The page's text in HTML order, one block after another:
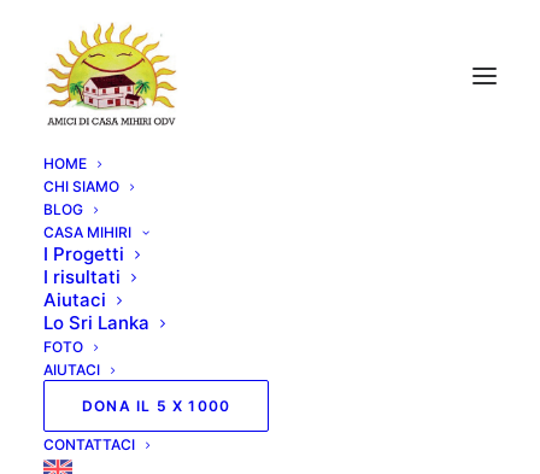
HOME
CHI SIAMO
BLOG
CASA MIHIRI
I Progetti
I risultati
Aiutaci
Lo Sri Lanka
FOTO
AIUTACI
DONA IL 5 X 1000
CONTATTACI